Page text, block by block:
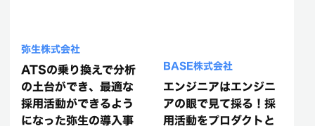
弥生株式会社
ATSの乗り換えで分析
の土台ができ、最適な
採用活動ができるよう
になった弥生の導入事
BASE株式会社
エンジニアはエンジニ
アの眼で見て採る！採
用活動をプロダクトと